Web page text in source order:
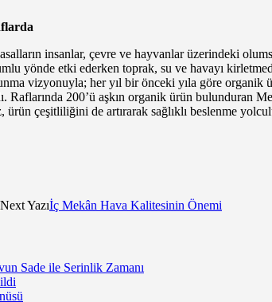
insanlar, çevre ve hayvanlar üzerindeki
yönde etki ederken toprak, su ve havayı
vizyonuyla; her yıl bir önceki yıla göre
Raflarında 200’ü aşkın organik ürün bulunduran
ürün çeşitliliğini de artırarak sağlıklı beslenme
Next Yazıİç Mekân Hava Kalitesinin Önemi
Sade ile Serinlik Zamanı